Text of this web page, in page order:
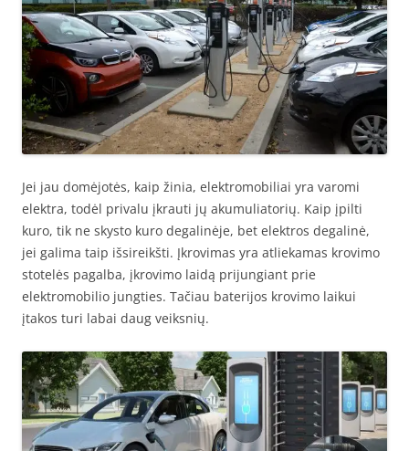
Jei jau domėjotės, kaip žinia, elektromobiliai yra varomi
elektra, todėl privalu įkrauti jų akumuliatorių. Kaip įpilti
kuro, tik ne skysto kuro degalinėje, bet elektros degalinė,
jei galima taip išsireikšti. Įkrovimas yra atliekamas krovimo
stotelės pagalba, įkrovimo laidą prijungiant prie
elektromobilio jungties. Tačiau baterijos krovimo laikui
įtakos turi labai daug veiksnių.